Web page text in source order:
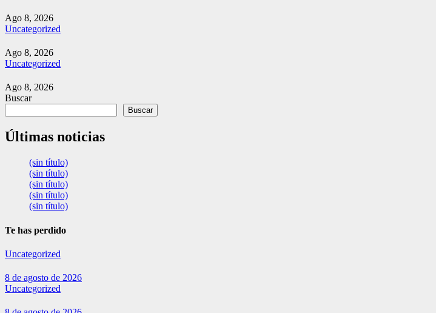
Ago 8, 2026
Uncategorized
Ago 8, 2026
Uncategorized
Ago 8, 2026
Buscar
Buscar
Últimas noticias
(sin título)
(sin título)
(sin título)
(sin título)
(sin título)
Te has perdido
Uncategorized
8 de agosto de 2026
Uncategorized